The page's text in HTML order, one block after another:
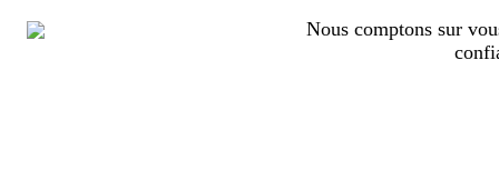
Nous comptons sur